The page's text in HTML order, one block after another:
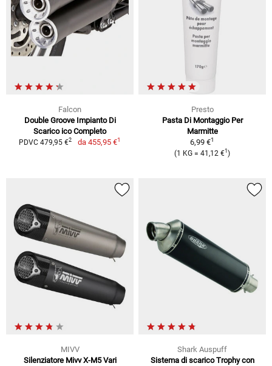
Falcon
Double Groove Impianto Di
Scarico ico Completo
PDVC 479,95 €2 da 455,95 €1
Presto
Pasta Di Montaggio Per
Marmitte
6,99 €1
(1 KG = 41,12 €1 )
MIVV
Silenziatore Mivv X-M5 Vari
Shark Auspuff
Sistema di scarico Trophy con